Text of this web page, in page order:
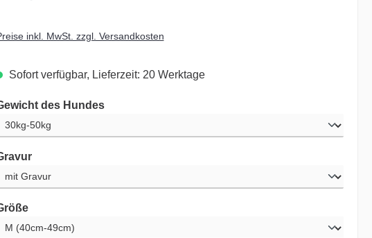
inkl. MwSt. zzgl. Versandkosten
Sofort verfügbar, Lieferzeit: 20 Werktage
des Hundesauswählen
auswählen
auswählen